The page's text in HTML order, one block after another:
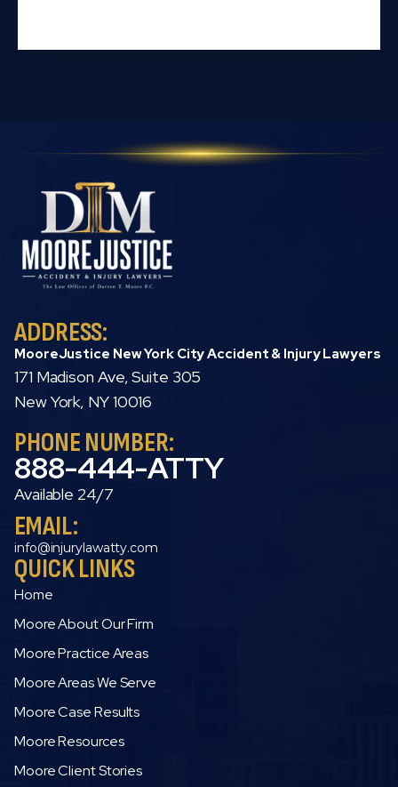
ADDRESS:
MooreJustice New York City Accident & Injury Lawyers
171 Madison Ave, Suite 305
New York, NY 10016
PHONE NUMBER:
888-444-ATTY
Available 24/7
EMAIL:
info@injurylawatty.com
QUICK LINKS
Home
Moore About Our Firm
Moore Practice Areas
Moore Areas We Serve
Moore Case Results
Moore Resources
Moore Client Stories